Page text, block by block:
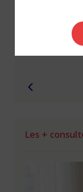
CPF :
reste à
4 min. de lecture
Les +